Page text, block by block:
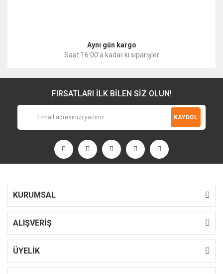
Aynı gün kargo
Saat 16:00'a kadar ki siparişler
FIRSATLARI İLK BİLEN SİZ OLUN!
KAYDOL
KURUMSAL
ALIŞVERİŞ
ÜYELİK